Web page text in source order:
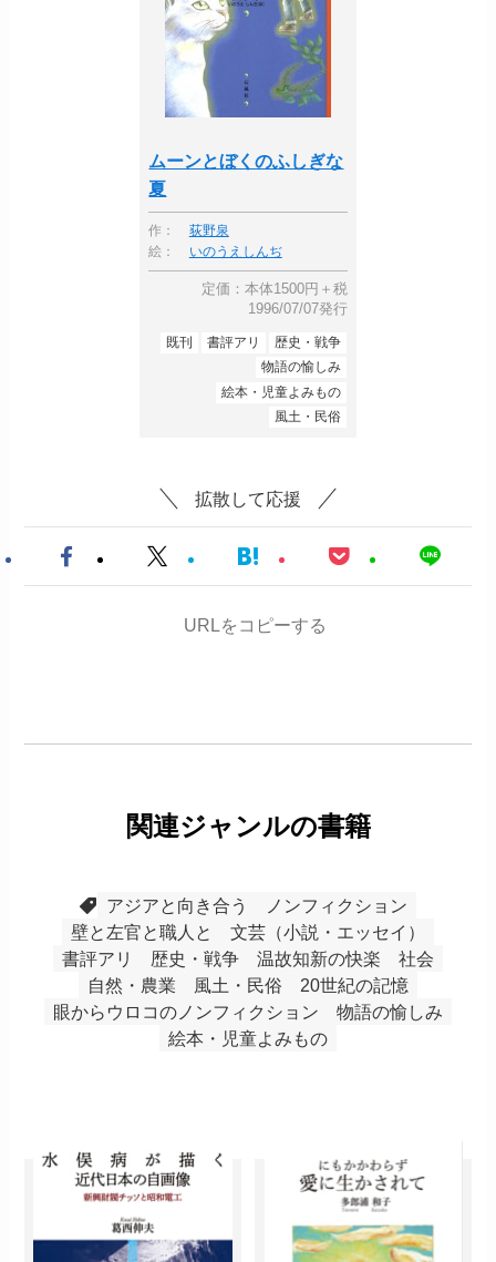
ムーンとぼくのふしぎな
夏
作：
荻野泉
絵：
いのうえしんぢ
定価：本体1500円＋税
1996/07/07発行
既刊 書評アリ
歴史・戦争
物語の愉しみ
絵本・児童よみもの
風土・民俗
拡散して応援
URLをコピーする
関連ジャンルの書籍
アジアと向き合う
ノンフィクション
壁と左官と職人と
文芸（小説・エッセイ）
書評アリ
歴史・戦争 温故知新の快楽
社会
自然・農業
風土・民俗
20世紀の記憶
眼からウロコのノンフィクション
物語の愉しみ
絵本・児童よみもの